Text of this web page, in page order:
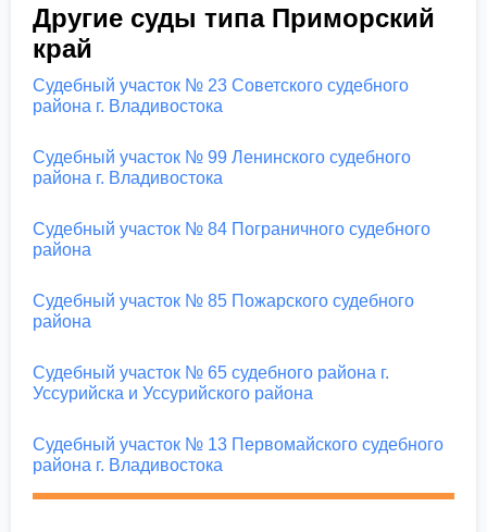
Другие суды типа Приморский
край
Судебный участок № 23 Советского судебного
района г. Владивостока
Судебный участок № 99 Ленинского судебного
района г. Владивостока
Судебный участок № 84 Пограничного судебного
района
Судебный участок № 85 Пожарского судебного
района
Судебный участок № 65 судебного района г.
Уссурийска и Уссурийского района
Судебный участок № 13 Первомайского судебного
района г. Владивостока